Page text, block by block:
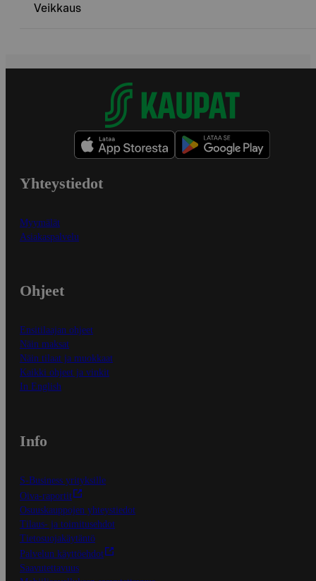
Veikkaus
Yhteystiedot
Myymälät
Asiakaspalvelu
Ohjeet
Ensitilaajan ohjeet
Näin maksat
Näin tilaat ja muokkaat
Kaikki ohjeet ja vinkit
In English
Info
S-Business yrityksille
Oiva-raportit
Osuuskauppojen yhteystiedot
Tilaus- ja toimitusehdot
Tietosuojakäytäntö
Palvelun käyttöehdot
Saavutettavuus